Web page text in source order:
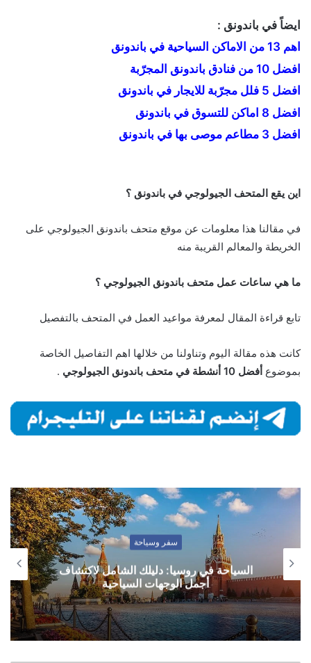
ايضاً في باندونق :
اهم 13 من الاماكن السياحية في باندونق
افضل 10 من فنادق باندونق المجرّبة
افضل 5 فلل مجرّبة للايجار في باندونق
افضل 8 اماكن للتسوق في باندونق
افضل 3 مطاعم موصى بها في باندونق
اين يقع المتحف الجيولوجي في باندونق ؟
في مقالنا هذا معلومات عن موقع متحف باندونق الجيولوجي على
الخريطة والمعالم القريبة منه
ما هي ساعات عمل متحف باندونق الجيولوجي ؟
تابع قراءة المقال لمعرفة مواعيد العمل في المتحف بالتفصيل
كانت هذه مقالة اليوم وتناولنا من خلالها اهم التفاصيل الخاصة
بموضوع أفضل 10 أنشطة في متحف باندونق الجيولوجي .
سفر وسياحة
السياحة في روسيا: دليلك الشامل لاكتشاف
أجمل الوجهات السياحية